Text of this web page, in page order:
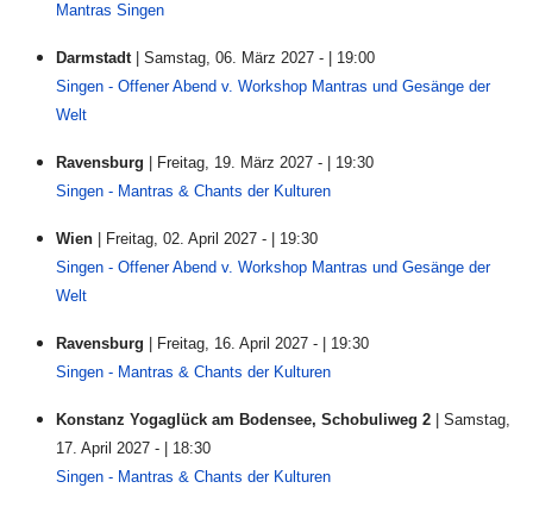
Mantras Singen
Darmstadt
| Samstag, 06. März 2027 - | 19:00
Singen - Offener Abend v. Workshop Mantras und Gesänge der
Welt
Ravensburg | Freitag, 19. März 2027 - | 19:30
Singen - Mantras & Chants der Kulturen
Wien | Freitag, 02. April 2027 - | 19:30
Singen - Offener Abend v. Workshop Mantras und Gesänge der
Welt
Ravensburg | Freitag, 16. April 2027 - | 19:30
Singen - Mantras & Chants der Kulturen
Konstanz Yogaglück am Bodensee, Schobuliweg 2
| Samstag,
17. April 2027 - | 18:30
Singen - Mantras & Chants der Kulturen